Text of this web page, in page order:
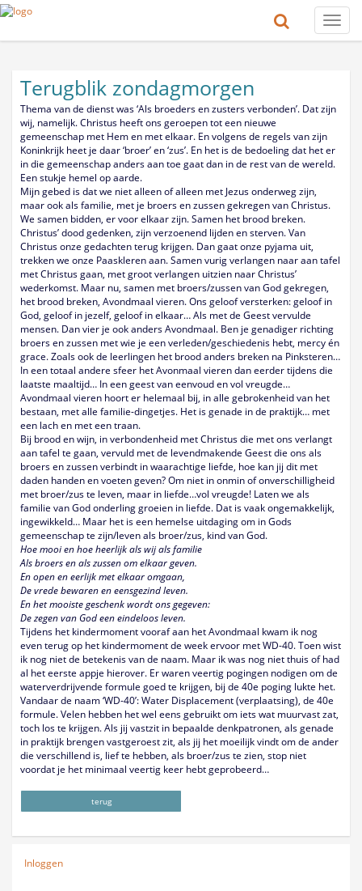
Toggle
Terugblik zondagmorgen
Thema van de dienst was ‘Als broeders en zusters verbonden’. Dat zijn
wij, namelijk. Christus heeft ons geroepen tot een nieuwe
gemeenschap met Hem en met elkaar. En volgens de regels van zijn
Koninkrijk heet je daar ‘broer’ en ‘zus’. En het is de bedoeling dat het er
in die gemeenschap anders aan toe gaat dan in de rest van de wereld.
Een stukje hemel op aarde.
Mijn gebed is dat we niet alleen of alleen met Jezus onderweg zijn,
maar ook als familie, met je broers en zussen gekregen van Christus.
We samen bidden, er voor elkaar zijn. Samen het brood breken.
Christus’ dood gedenken, zijn verzoenend lijden en sterven. Van
Christus onze gedachten terug krijgen. Dan gaat onze pyjama uit,
trekken we onze Paaskleren aan. Samen vurig verlangen naar aan tafel
met Christus gaan, met groot verlangen uitzien naar Christus’
wederkomst. Maar nu, samen met broers/zussen van God gekregen,
het brood breken, Avondmaal vieren. Ons geloof versterken: geloof in
God, geloof in jezelf, geloof in elkaar… Als met de Geest vervulde
mensen. Dan vier je ook anders Avondmaal. Ben je genadiger richting
broers en zussen met wie je een verleden/geschiedenis hebt, mercy én
grace. Zoals ook de leerlingen het brood anders breken na Pinksteren…
In een totaal andere sfeer het Avonmaal vieren dan eerder tijdens die
laatste maaltijd… In een geest van eenvoud en vol vreugde…
Avondmaal vieren hoort er helemaal bij, in alle gebrokenheid van het
bestaan, met alle familie-dingetjes. Het is genade in de praktijk… met
een lach en met een traan.
Bij brood en wijn, in verbondenheid met Christus die met ons verlangt
aan tafel te gaan, vervuld met de levendmakende Geest die ons als
broers en zussen verbindt in waarachtige liefde, hoe kan jij dit met
daden handen en voeten geven? Om niet in onmin of onverschilligheid
met broer/zus te leven, maar in liefde…vol vreugde! Laten we als
familie van God onderling groeien in liefde. Dat is vaak ongemakkelijk,
ingewikkeld… Maar het is een hemelse uitdaging om in Gods
gemeenschap te zijn/leven als broer/zus, kind van God.
Hoe mooi en hoe heerlijk als wij als familie
Als broers en als zussen om elkaar geven.
En open en eerlijk met elkaar omgaan,
De vrede bewaren en eensgezind leven.
En het mooiste geschenk wordt ons gegeven:
De zegen van God een eindeloos leven.
Tijdens het kindermoment vooraf aan het Avondmaal kwam ik nog
even terug op het kindermoment de week ervoor met WD-40. Toen wist
ik nog niet de betekenis van de naam. Maar ik was nog niet thuis of had
al het eerste appje hierover. Er waren veertig pogingen nodigen om de
waterverdrijvende formule goed te krijgen, bij de 40e poging lukte het.
Vandaar de naam ‘WD-40’: Water Displacement (verplaatsing), de 40e
formule. Velen hebben het wel eens gebruikt om iets wat muurvast zat,
toch los te krijgen. Als jij vastzit in bepaalde denkpatronen, als genade
in praktijk brengen vastgeroest zit, als jij het moeilijk vindt om de ander
die verschillend is, lief te hebben, als broer/zus te zien, stop niet
voordat je het minimaal veertig keer hebt geprobeerd…
terug
Inloggen